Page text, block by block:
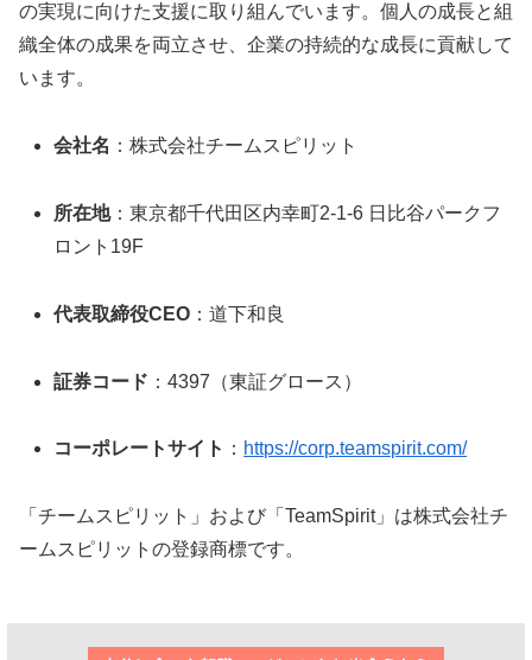
の実現に向けた支援に取り組んでいます。個人の成長と組
織全体の成果を両立させ、企業の持続的な成長に貢献して
います。
会社名 ：株式会社チームスピリット
所在地：東京都千代田区内幸町2-1-6 日比谷パークフ
ロント19F
代表取締役CEO ：道下和良
証券コード ：4397（東証グロース）
コーポレートサイト ： https://corp.teamspirit.com/
「チームスピリット」および「TeamSpirit」は株式会社チ
ームスピリットの登録商標です。